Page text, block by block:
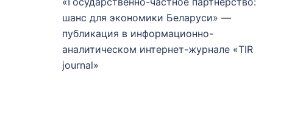
шанс для экономики Беларуси» —
публикация в информационно-
аналитическом интернет-журнале «TIR
journal»